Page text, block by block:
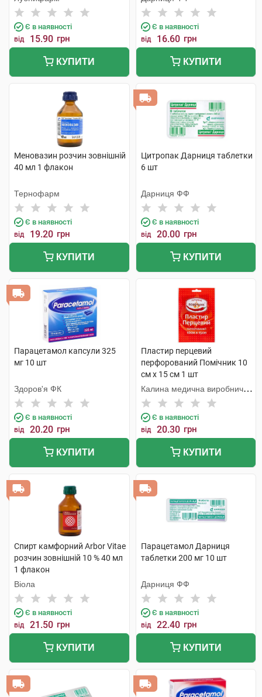
Є в наявності
від 15.90 грн
КУПИТИ
Є в наявності
від 16.60 грн
КУПИТИ
Меновазин розчин зовнішній
40 мл 1 флакон
Тернофарм
Є в наявності
від 19.20 грн
КУПИТИ
Цитропак Дарниця таблетки
6 шт
Дарниця ФФ
Є в наявності
від 20.00 грн
КУПИТИ
Парацетамол капсули 325
мг 10 шт
Здоров'я ФК
Є в наявності
від 20.20 грн
КУПИТИ
Пластир перцевий
перфорований Помічник 10
см х 15 см 1 шт
Калина медична виробнича
компанія
Є в наявності
від 20.30 грн
КУПИТИ
Спирт камфорний Arbor Vitae
розчин зовнішній 10 % 40 мл
1 флакон
Віола
Є в наявності
від 21.50 грн
КУПИТИ
Парацетамол Дарниця
таблетки 200 мг 10 шт
Дарниця ФФ
Є в наявності
від 22.40 грн
КУПИТИ